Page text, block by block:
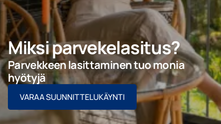
Ammattilaisille
Ota yhteyttä
PYYDÄ TARJOUS
Miksi parvekelasitus?
Parvekkeen lasittaminen tuo monia
hyötyjä
VARAA SUUNNITTELUKÄYNTI